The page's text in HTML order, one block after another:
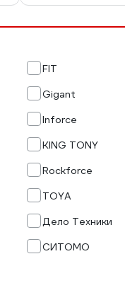
FIT
Gigant
Inforce
KING TONY
Rockforce
TOYA
Дело Техники
СИТОМО